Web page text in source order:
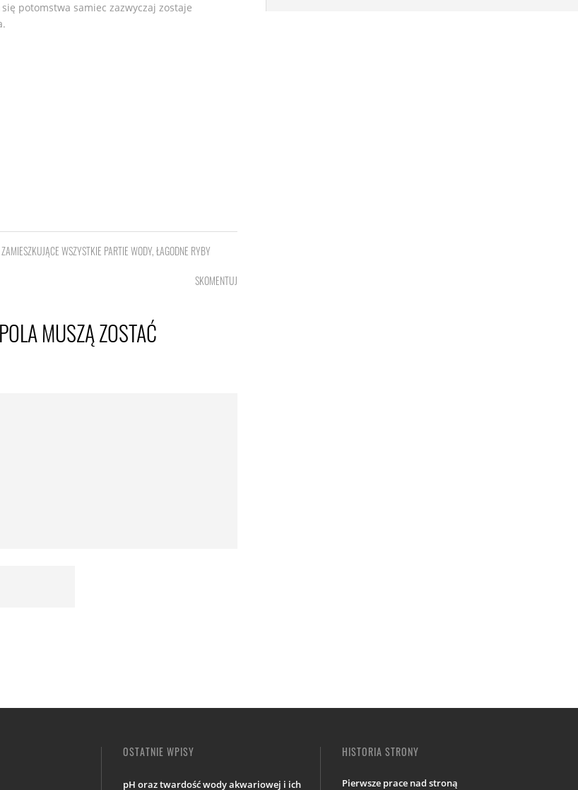
potomstwa samiec zazwyczaj zostaje
WSZYSTKIE PARTIE WODY,ŁAGODNE RYBY
SKOMENTUJ
MUSZĄ ZOSTAĆ
OSTATNIE WPISY
pH oraz twardość wody akwariowej i ich
HISTORIA STRONY
Pierwsze prace nad stroną